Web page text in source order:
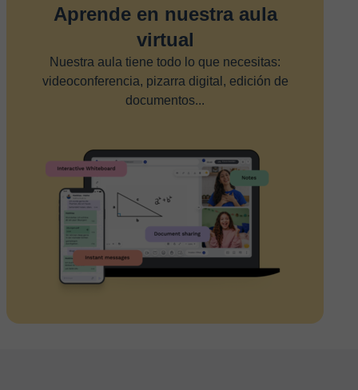
Aprende en nuestra aula
virtual
Nuestra aula tiene todo lo que necesitas:
videoconferencia, pizarra digital, edición de
documentos...